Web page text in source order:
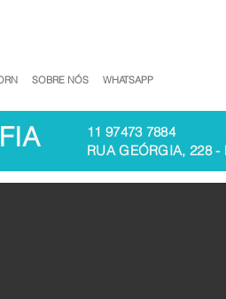
11 97473 7884
RUA GEÓRGIA, 228 -
SOBRE NÓS WHATSAPP